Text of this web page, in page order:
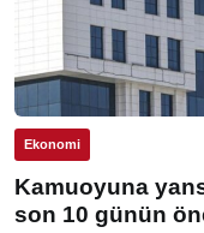
Ekonomi
Kamuoyuna
son 10 günün